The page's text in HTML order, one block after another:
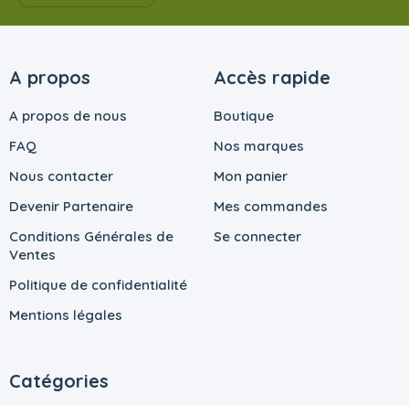
A propos
A propos de nous
FAQ
Nous contacter
Devenir Partenaire
Conditions Générales de
Ventes
Politique de confidentialité
Mentions légales
Accès rapide
Boutique
Nos marques
Mon panier
Mes commandes
Se connecter
Catégories